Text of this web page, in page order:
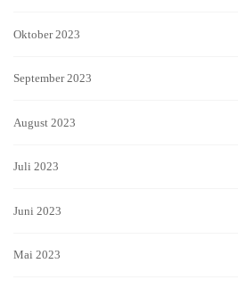
Oktober 2023
September 2023
August 2023
Juli 2023
Juni 2023
Mai 2023